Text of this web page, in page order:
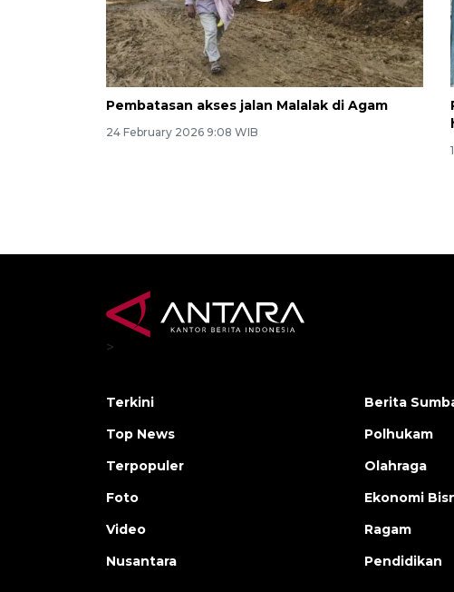
Pembatasan akses jalan Malalak di Agam
24 February 2026 9:08 WIB
>
Terkini
Top News
Terpopuler
Foto
Video
Nusantara
Berita
Polhukam
Olahraga
Ekonomi
Ragam
Pendidikan